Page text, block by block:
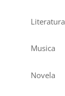
Literatura
Musica
Novela